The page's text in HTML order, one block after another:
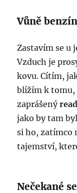
Vůně
Zastavím se u
Vzduch je
kovu. Cítím,
blížím k tomu,
zaprášený
jako by tam
si ho, zatímco
tajemství,
Nečekané